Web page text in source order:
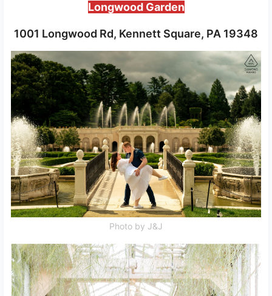
Longwood Garden
1001 Longwood Rd, Kennett Square, PA 19348
Photo by J&J